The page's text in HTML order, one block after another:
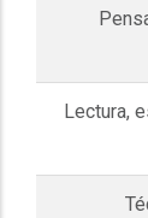
Lectura,